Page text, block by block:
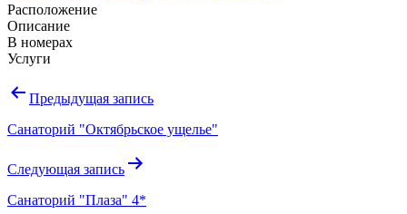
Расположение
Описание
В номерах
Услуги
Навигация
записям
Предыдущая запись
Санаторий "Октябрьское ущелье"
Следующая запись
Санаторий "Плаза" 4*